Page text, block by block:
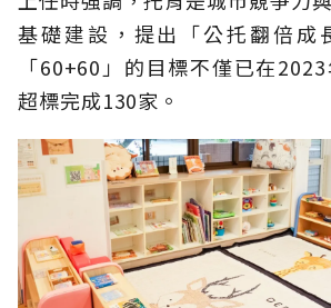
基礎建設，提出「公托翻倍成
「60+60」的目標不僅已在
超標完成130家。